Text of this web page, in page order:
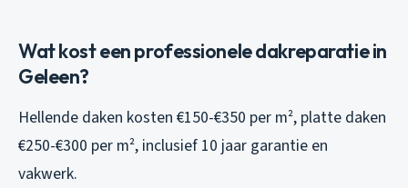
Wat kost een professionele dakreparatie in
Geleen?
Hellende daken kosten €150-€350 per m², platte daken
€250-€300 per m², inclusief 10 jaar garantie en
vakwerk.